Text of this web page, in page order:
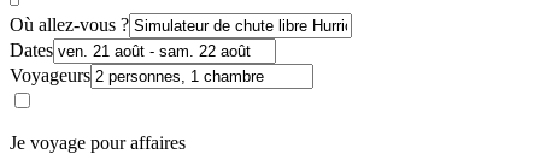
Où allez-vous ?
Dates
Voyageurs
Je voyage pour affaires